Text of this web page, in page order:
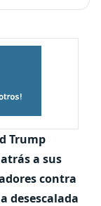
Trump
a sus
contra
desescalada